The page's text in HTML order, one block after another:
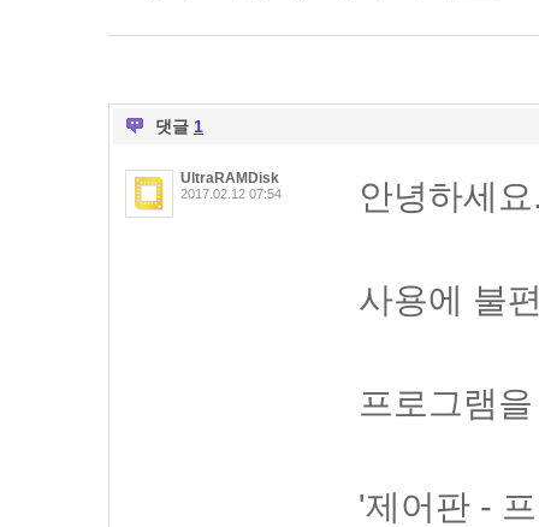
댓글 1
UltraRAMDisk
2017.02.12 07:54 안녕하세
사용에 불
프로그램
'제어판 -